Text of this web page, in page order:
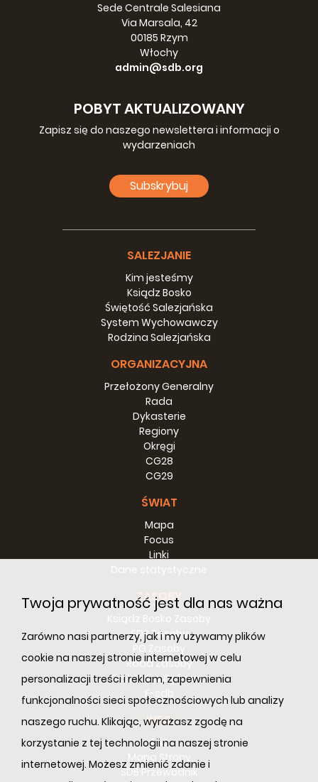
Twoja prywatność jest dla nas ważna
Zarówno nasi partnerzy, jak i my używamy plików
cookie na naszej stronie internetowej w celu
personalizacji treści i reklam, zapewnienia
funkcjonalności sieci społecznościowych lub analizy
naszego ruchu. Klikając, wyrażasz zgodę na
korzystanie z tej technologii na naszej stronie
internetowej. Możesz zmienić zdanie i
Sede Centrale Salesiana
Via Marsala, 42
00185 Rzym
Włochy
admin@sdb.org
POBYT AKTUALIZOWANY
Zapisz się do naszego newslettera i informacji o
wydarzeniach
Subskrybuj
SALEZJANIE
Kim jesteśmy
Ksiądz Bosko
Świętość Salezjańska
System Wychowawczy
Rodzina Salezjańska
ORGANIZACYJNA
Przełożony Generalny
Rada
Dykasterie
Regiony
Okręgi
CG28
CG29
ŚWIAT
Mapa
Focus
Linki
ZASOBY
SDB Zasoby
Rada Zasoby
Bibilioteka Cyfrowa
E-sdb
INFO
ANS
Mapa Strony
SDB Przewodnik